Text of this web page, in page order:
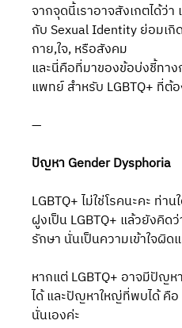
จากจุดนี้เราอาจสังเกตได้ว่า
กับ Sexual Identity ย่อมเกิ
กาย,ใจ, หรือสังคม
และนี่คือที่มาของข้อบ่งชี้ทาง
แพทย์ สำหรับ LGBTQ+ ที่
—
ปัญหา Gender Dysphoria
LGBTQ+ ไม่ใช่โรคนะคะ ท่
ฝูงเป็น LGBTQ+ แล้วยังคิ
รักษา นั่นเป็นความเข้าใจผิด
หากแต่ LGBTQ+ อาจมีปัญ
ได้ และปัญหาใหญ่ที่พบได้ คื
นั่นเองค่ะ